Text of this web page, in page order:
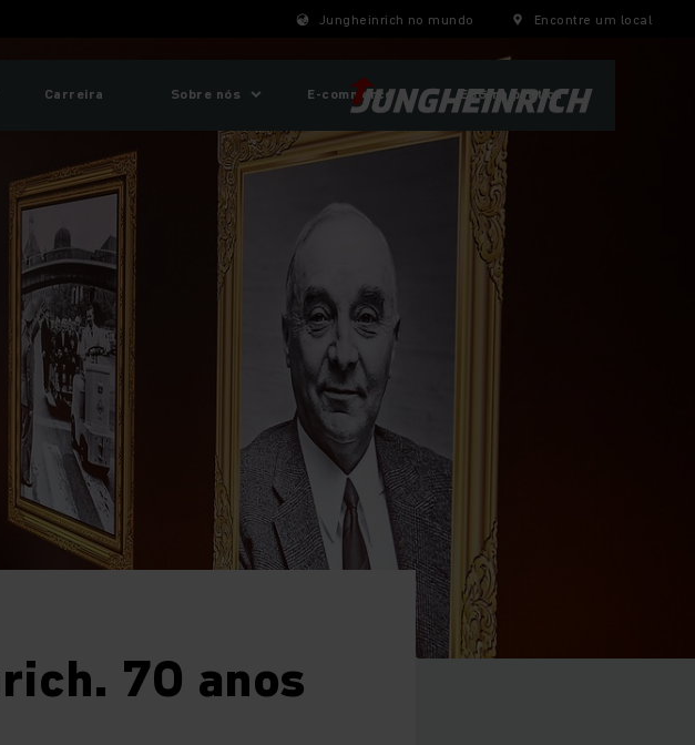
Jungheinrich no mundo Encontre um local
Carreira Sobre nós E-commerce ESG na prática
70 anos